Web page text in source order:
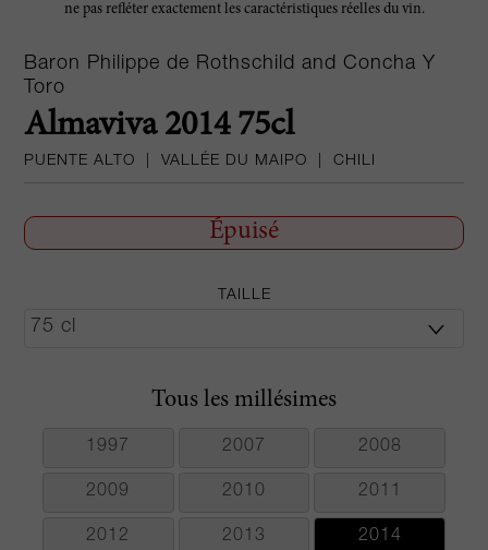
ne pas refléter exactement les caractéristiques réelles du vin.
Baron Philippe de Rothschild and Concha Y
Toro
Almaviva 2014 75cl
PUENTE ALTO VALLÉE DU MAIPO CHILI
Épuisé
TAILLE
Tous les millésimes
1997 2007 2008
2009 2010 2011
2012 2013 2014